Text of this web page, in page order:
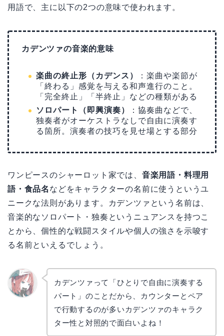
用語で、主に以下の2つの意味で使われます。
カデンツァの音楽的意味
楽曲の終止形（カデンス）
：楽曲や楽節が
「終わる」感覚を与える和声進行のこと。
「完全終止」「半終止」などの種類がある
ソロパート（即興演奏）
：協奏曲などで、
独奏者がオーケストラなしで自由に演奏す
る箇所。演奏者の技巧を見せ場とする部分
ワンピースのシャーロット家では、 音楽用語・料理用
語・食品名 などをキャラクターの名前に使うというユ
ニークな法則があります。カデンツァという名前は、
音楽的なソロパート・独奏というニュアンスを持つこ
とから、個性的な戦闘スタイルや個人の強さを示唆す
る名前といえるでしょう。
カデンツァって「ひとりで自由に演奏する
パート」のことだから、カウンターとペア
で行動するのが多いカデンツァのキャラク
ター性と対照的で面白いよね！